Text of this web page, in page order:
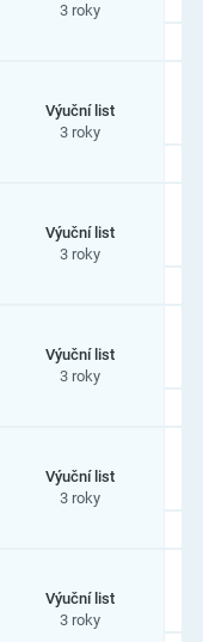
3 roky
Výuční list
3 roky
Výuční list
3 roky
Výuční list
3 roky
Výuční list
3 roky
Výuční list
3 roky